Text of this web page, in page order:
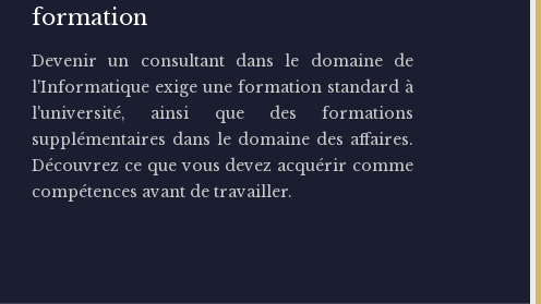
formation
Devenir un consultant dans le domaine de
l'Informatique exige une formation standard à
l'université, ainsi que des formations
supplémentaires dans le domaine des affaires.
Découvrez ce que vous devez acquérir comme
compétences avant de travailler.